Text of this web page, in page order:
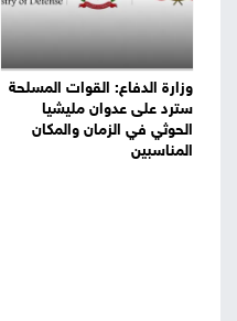
وزارة الدفاع: القوات المسلحة
سترد على عدوان مليشيا
الحوثي في الزمان والمكان
المناسبين